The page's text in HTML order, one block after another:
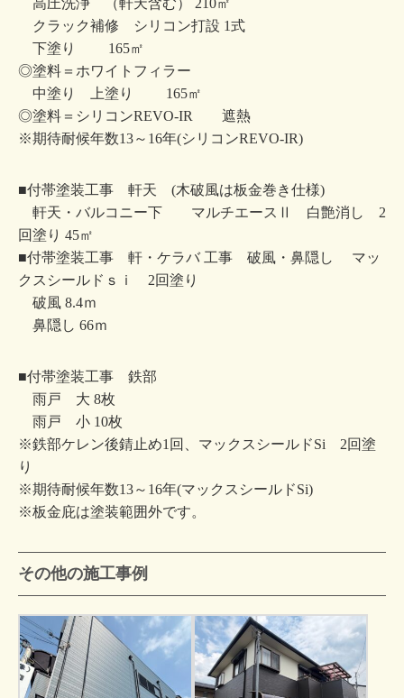
高圧洗浄 （軒天含む） 210㎡
クラック補修 シリコン打設 1式
下塗り 165㎡
◎塗料＝ホワイトフィラー
中塗り 上塗り 165㎡
◎塗料＝シリコンREVO-IR 遮熱
※期待耐候年数13～16年(シリコンREVO-IR)
■付帯塗装工事 軒天 (木破風は板金巻き仕様)
軒天・バルコニー下 マルチエースⅡ 白艶消し 2
回塗り 45㎡
■付帯塗装工事 軒・ケラバ 工事 破風・鼻隠し マッ
クスシールドｓｉ 2回塗り
破風 8.4ｍ
鼻隠し 66ｍ
■付帯塗装工事 鉄部
雨戸 大 8枚
雨戸 小 10枚
※鉄部ケレン後錆止め1回、マックスシールドSi 2回塗
り
※期待耐候年数13～16年(マックスシールドSi)
※板金庇は塗装範囲外です。
その他の施工事例